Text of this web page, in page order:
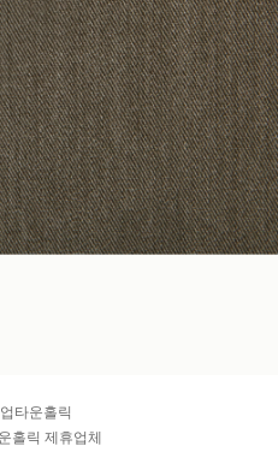
타운홀릭
홀릭 제휴업체